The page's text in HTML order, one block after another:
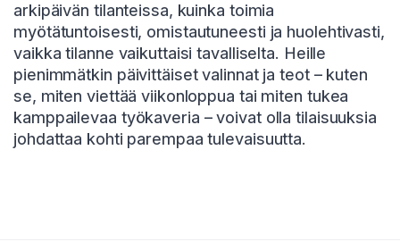
arkipäivän tilanteissa, kuinka toimia
myötätuntoisesti, omistautuneesti ja huolehtivasti,
vaikka tilanne vaikuttaisi tavalliselta. Heille
pienimmätkin päivittäiset valinnat ja teot – kuten
se, miten viettää viikonloppua tai miten tukea
kamppailevaa työkaveria – voivat olla tilaisuuksia
johdattaa kohti parempaa tulevaisuutta.